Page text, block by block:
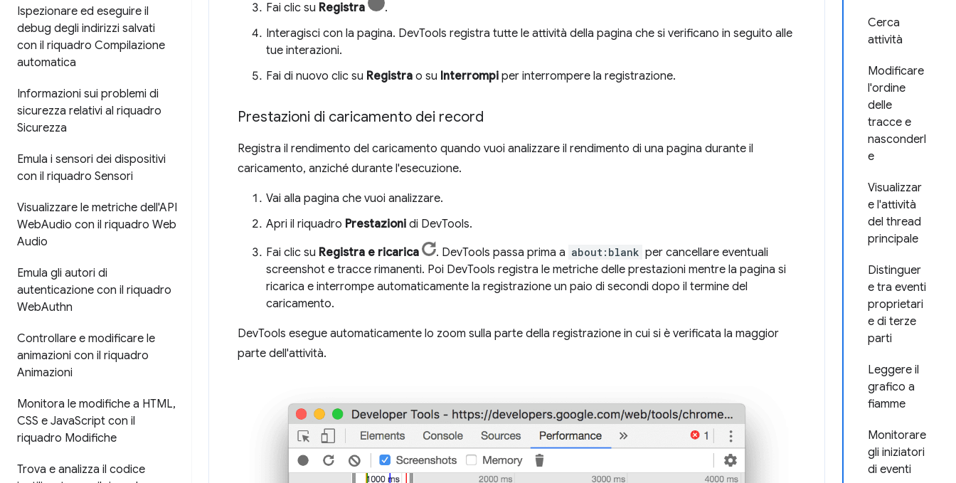
Ispezionare ed eseguire il
debug degli indirizzi salvati
con il riquadro Compilazione
automatica
Informazioni sui problemi di
sicurezza relativi al riquadro
Sicurezza
Emula i sensori dei dispositivi
con il riquadro Sensori
Visualizzare le metriche dell'API
WebAudio con il riquadro Web
Audio
Emula gli autori di
autenticazione con il riquadro
WebAuthn
Controllare e modificare le
animazioni con il riquadro
Animazioni
Monitora le modifiche a HTML,
CSS e JavaScript con il
riquadro Modifiche
Trova e analizza il codice
Cerca
attività
Modificare
l'ordine
delle
tracce e
nasconderl
e
Visualizzar
e l'attività
del thread
principale
Distinguer
e tra eventi
proprietari
e di terze
parti
Leggere il
grafico a
fiamme
Monitorare
gli iniziatori
di eventi
Fai clic su Registra
.
Interagisci con la pagina. DevTools registra tutte le attività della pagina che si verificano in seguito alle
tue interazioni.
Fai di nuovo clic su Registra o su Interrompi per interrompere la registrazione.
Prestazioni di caricamento dei record
Registra il rendimento del caricamento quando vuoi analizzare il rendimento di una pagina durante il
caricamento, anziché durante l'esecuzione.
Vai alla pagina che vuoi analizzare.
Apri il riquadro Prestazioni di DevTools.
Fai clic su Registra e ricarica . DevTools passa prima a about:blank per cancellare eventuali
screenshot e tracce rimanenti. Poi DevTools registra le metriche delle prestazioni mentre la pagina si
ricarica e interrompe automaticamente la registrazione un paio di secondi dopo il termine del
caricamento.
DevTools esegue automaticamente lo zoom sulla parte della registrazione in cui si è verificata la maggior
parte dell'attività.